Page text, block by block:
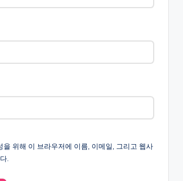
을 위해 이 브라우저에 이름, 이메일, 그리고 웹사
.